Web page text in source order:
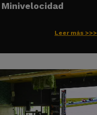
Minivelocidad
Leer más >>>